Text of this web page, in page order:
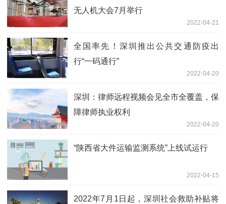
无人机大会7月举行
2022-04-21
全国率先！深圳推出公共交通防疫出
行“一码通行”
2022-04-20
深圳：律师远程视频会见全市全覆盖，保
障律师执业权利
2022-04-20
“陕西省大件运输监测系统”上线试运行
2022-04-15
2022年7月1日起，深圳社会救助补贴将